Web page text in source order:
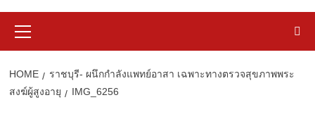
Menu
HOME
ราชบุรี- ผนึกกำลังแพทย์อาสา เฉพาะทางตรวจสุขภาพพระ
สงฆ์ผู้สูงอายุ
IMG_6256